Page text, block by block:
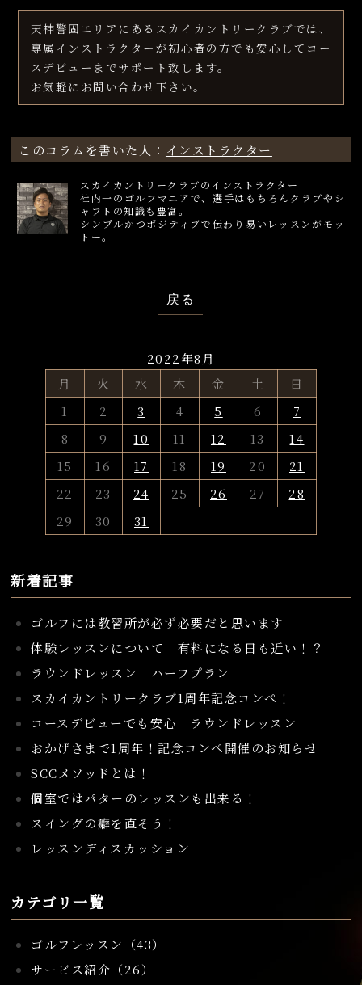
天神警固エリアにあるスカイカントリークラブでは、
専属インストラクターが初心者の方でも安心してコー
スデビューまでサポート致します。
お気軽にお問い合わせ下さい。
このコラムを書いた人： インストラクター
スカイカントリークラブのインストラクター
社内一のゴルフマニアで、選手はもちろんクラブやシ
ャフトの知識も豊富。
シンプルかつポジティブで伝わり易いレッスンがモッ
トー。
戻る
2022年8月
月
火 水 木 金 土
日
1
2 3 4 5 6
7
8
9 10 11 12 13
14
15
16 17 18 19 20
21
22
23 24 25 26 27
28
29
30 31
新着記事
ゴルフには教習所が必ず必要だと思います
体験レッスンについて 有料になる日も近い！？
ラウンドレッスン ハーフプラン
スカイカントリークラブ1周年記念コンペ！
コースデビューでも安心 ラウンドレッスン
おかげさまで1周年！記念コンペ開催のお知らせ
SCCメソッドとは！
個室ではパターのレッスンも出来る！
スイングの癖を直そう！
レッスンディスカッション
カテゴリ一覧
ゴルフレッスン（43）
サービス紹介（26）